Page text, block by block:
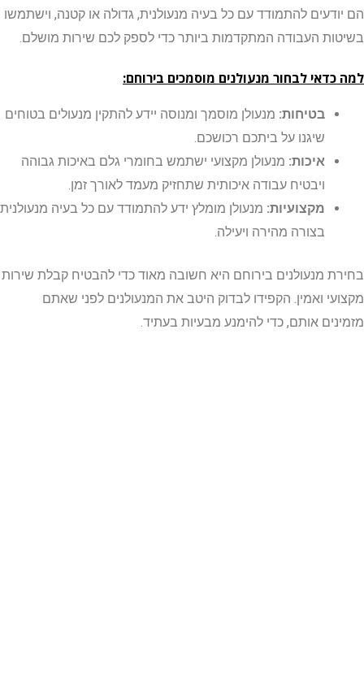
להתמודד עם כל בעיה מנעולנית, גדולה או קטנה, וישתמשו
העבודה המתקדמות ביותר כדי לספק לכם שירות מושלם.
לבחור מנעולנים מוסמכים בירוחם:
בטיחות:מנעולן מוסמך ומנוסה יידע להתקין מנעולים בטוחים
שיגנו על ביתכם רכושכם.
איכות:מנעולן מקצועי ישתמש בחומרי גלם באיכות גבוהה
ויבטיח עבודה איכותית שתחזיק מעמד לאורך זמן.
מקצועיות:מנעולן מומלץ ידע להתמודד עם כל בעיה מנעולנית
בצורה מהירה ויעילה.
מנעולנים בירוחם היא חשובה מאוד כדי להבטיח קבלת שירות
ואמין. הקפידו לבדוק היטב את המנעולנים לפני שאתם
אותם, כדי להימנע מבעיות בעתיד.